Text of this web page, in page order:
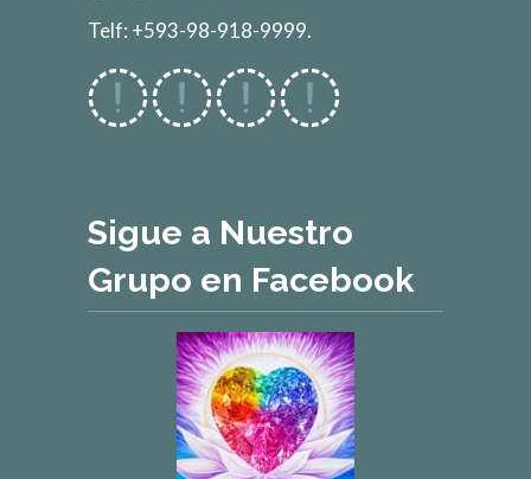
Telf: +593-98-918-9999.
Sigue a Nuestro
Grupo en Facebook